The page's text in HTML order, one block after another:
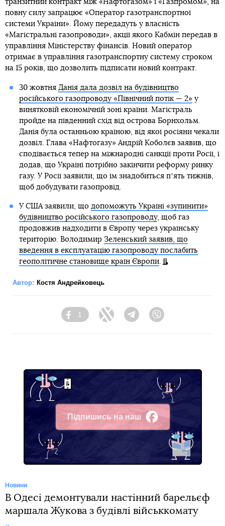
транзитний контракт між «Нафтогазом» і «Газпромом», на
повну силу запрацює «Оператор газотранспортної
системи України». Йому передадуть у власність
«Магістральні газопроводи», акції якого Кабмін передав в
управління Міністерству фінансів. Новий оператор
отримає в управління газотранспортну систему строком
на 15 років, що дозволить підписати новий контракт.
30 жовтня Данія дала дозвіл на будівництво
російського газопроводу «Північний потік — 2»у
винятковій економічній зоні країни. Магістраль
пройде на південний схід від острова Борнхольм.
Данія була останньою країною, від якої росіяни чекали
дозвіл. Глава «Нафтогазу» Андрій Коболєв заявив, що
сподівається тепер на міжнародні санкції проти Росії, і
додав, що Україні потрібно закінчити реформу ринку
газу. У Росії заявили, що їм знадобиться пʼять тижнів,
щоб добудувати газопровід.
У США заявили, що допоможуть Україні «зупинити»
будівництво російського газопроводу, щоб газ
продовжив надходити в Європу через українську
територію. Володимир Зеленський заявив, що
введення в експлуатацію газопроводу послабить
геополітичне становище країн Європи.
Автор: Костя Андрейковець
Facebook
1
Twitter Telegram
Підпишись на наш
Facebook
Новини
В Одесі демонтували настінний барельєф
маршала Жукова з будівлі військкомату